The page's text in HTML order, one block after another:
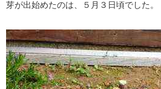
芽が出始めたのは、５月３日頃でした。